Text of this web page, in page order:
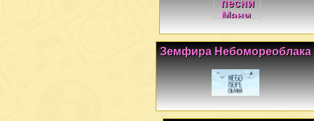
Земфира Небомореоблака